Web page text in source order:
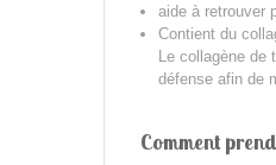
aide à retrouver
Contient du
Le collagène de
défense afin de
Comment